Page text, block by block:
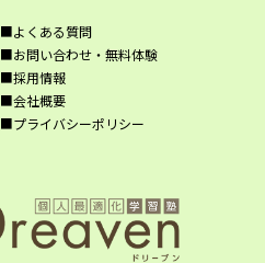
■よくある質問
■お問い合わせ・無料体験
■採用情報
■会社概要
■プライバシーポリシー